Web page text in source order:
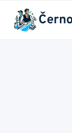
Přeskočit
obsah